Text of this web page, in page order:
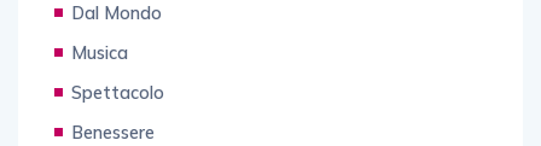
Dal Mondo
Musica
Spettacolo
Benessere